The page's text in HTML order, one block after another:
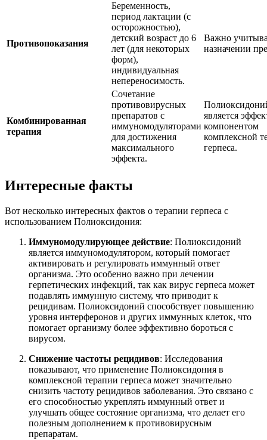
Противопоказания
Беременность,
период лактации (с
осторожностью),
детский возраст до 6
лет (для некоторых
форм),
индивидуальная
непереносимость.
Важно
назначении
Комбинированная
терапия
Сочетание
противовирусных
препаратов с
иммуномодуляторами
для достижения
максимального
эффекта.
является
компонентом
комплексной
герпеса.
Интересные факты
Вот несколько интересных фактов о терапии герпеса с
использованием Полиоксидония:
Иммуномодулирующее действие: Полиоксидоний
является иммуномодулятором, который помогает
активировать и регулировать иммунный ответ
организма. Это особенно важно при лечении
герпетических инфекций, так как вирус герпеса может
подавлять иммунную систему, что приводит к
рецидивам. Полиоксидоний способствует повышению
уровня интерферонов и других иммунных клеток, что
помогает организму более эффективно бороться с
вирусом.
Снижение частоты рецидивов: Исследования
показывают, что применение Полиоксидония в
комплексной терапии герпеса может значительно
снизить частоту рецидивов заболевания. Это связано с
его способностью укреплять иммунный ответ и
улучшать общее состояние организма, что делает его
полезным дополнением к противовирусным
препаратам.